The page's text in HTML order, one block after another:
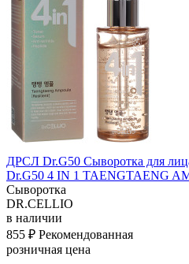
ДРСЛ Dr.G50 Сыворотка для
Dr.G50 4 IN 1 TAENGTAENG
Сыворотка
DR.CELLIO
в наличии
855 ₽ Рекомендованная
розничная цена